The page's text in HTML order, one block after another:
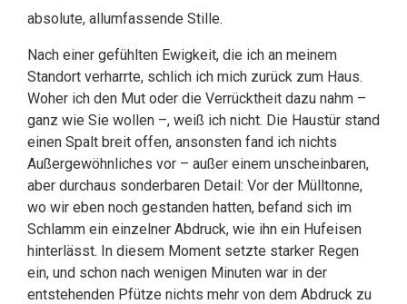
absolute, allumfassende Stille.
Nach einer gefühlten Ewigkeit, die ich an meinem
Standort verharrte, schlich ich mich zurück zum Haus.
Woher ich den Mut oder die Verrücktheit dazu nahm –
ganz wie Sie wollen –, weiß ich nicht. Die Haustür stand
einen Spalt breit offen, ansonsten fand ich nichts
Außergewöhnliches vor – außer einem unscheinbaren,
aber durchaus sonderbaren Detail: Vor der Mülltonne,
wo wir eben noch gestanden hatten, befand sich im
Schlamm ein einzelner Abdruck, wie ihn ein Hufeisen
hinterlässt. In diesem Moment setzte starker Regen
ein, und schon nach wenigen Minuten war in der
entstehenden Pfütze nichts mehr von dem Abdruck zu